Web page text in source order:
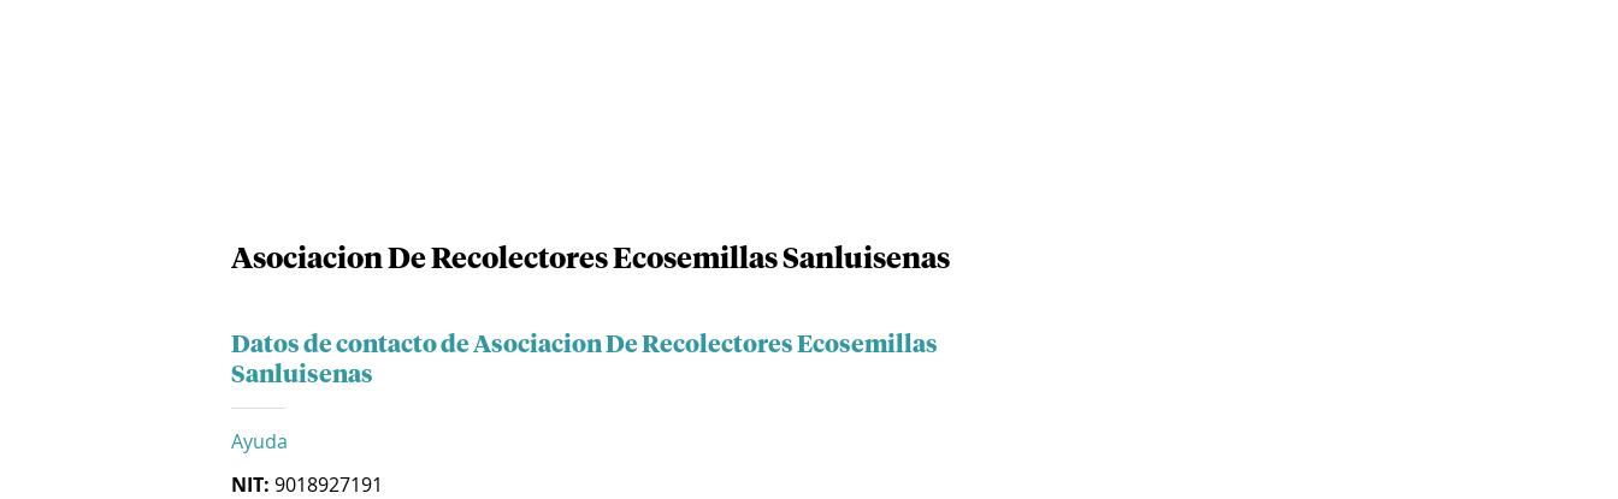
Asociacion De Recolectores Ecosemillas Sanluisenas
Datos de contacto de Asociacion De Recolectores Ecosemillas
Sanluisenas
Ayuda
NIT: 9018927191